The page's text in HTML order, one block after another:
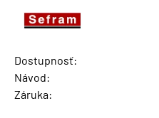
Dostupnosť:
Návod:
Záruka: